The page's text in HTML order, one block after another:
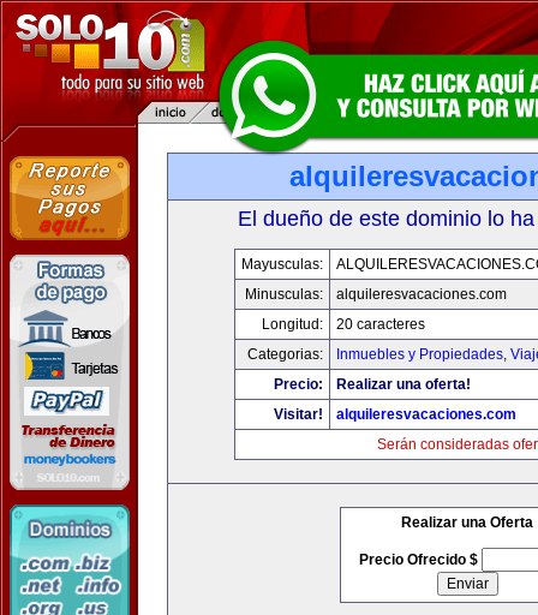
El dueño de este dominio lo
Mayusculas:
Minusculas:
alquileresvacaciones.com
Longitud:
20 caracteres
Categorias:
Inmuebles y Propiedades,
Precio:
Realizar una oferta!
Visitar!
alquileresvacaciones.com
Serán consideradas
Realizar una Oferta
Precio Ofrecido $